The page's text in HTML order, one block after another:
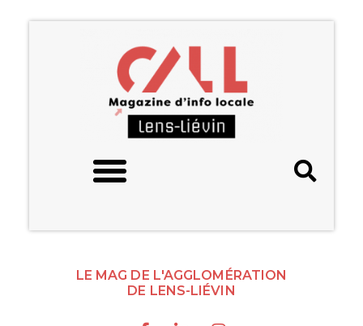
LE MAG DE L'AGGLOMÉRATION
DE LENS-LIÉVIN